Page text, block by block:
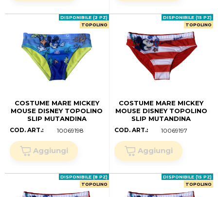
COSTUME MARE MICKEY
MOUSE DISNEY TOPOLINO
SLIP MUTANDINA
NEONATO -
MIC0394VERDE (.mesi 12)
COD. ART.: 10069198
TOPOLINO
DISPONIBILE (2 PZ)
COSTUME MARE MICKEY
MOUSE DISNEY TOPOLINO
SLIP MUTANDINA
NEONATO -
MIC0394ROSSO (anni 02)
COD. ART.: 10069197
TOPOLINO
DISPONIBILE (15 PZ)
TOPOLINO
DISPONIBILE (8 PZ)
TOPOLINO
DISPONIBILE (15 PZ)